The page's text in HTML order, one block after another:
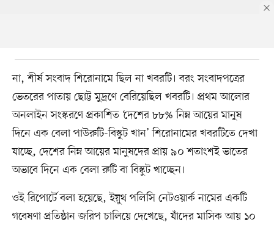
না, শীর্ষ সংবাদ শিরোনামে ছিল না খবরটি। বরং সংবাদপত্রের
ভেতরের পাতায় ছোট্ট মুদ্রণে বেরিয়েছিল খবরটি। প্রথম আলোর
অনলাইন সংস্করণে প্রকাশিত ‘দেশের ৮৮% নিম্ন আয়ের মানুষ
দিনে এক বেলা পাউরুটি-বিস্কুট খান’ শিরোনামের খবরটিতে দেখা
যাচ্ছে, দেশের নিম্ন আয়ের মানুষদের প্রায় ৯০ শতাংশই ভাতের
অভাবে দিনে এক বেলা রুটি বা বিস্কুট খাচ্ছেন।
ওই রিপোর্টে বলা হয়েছে, ইয়ুথ পলিসি নেটওয়ার্ক নামের একটি
গবেষণা প্রতিষ্ঠান জরিপ চালিয়ে দেখেছে, যাঁদের মাসিক আয় ১০